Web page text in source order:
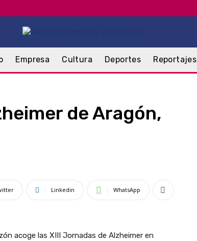
Empresa Cultura Deportes Reportajes
de Aragón,
Linkedin WhatsApp
acoge las XIII Jornadas de Alzheimer en